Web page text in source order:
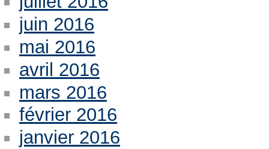
juin 2016
mai 2016
avril 2016
mars 2016
février 2016
janvier 2016